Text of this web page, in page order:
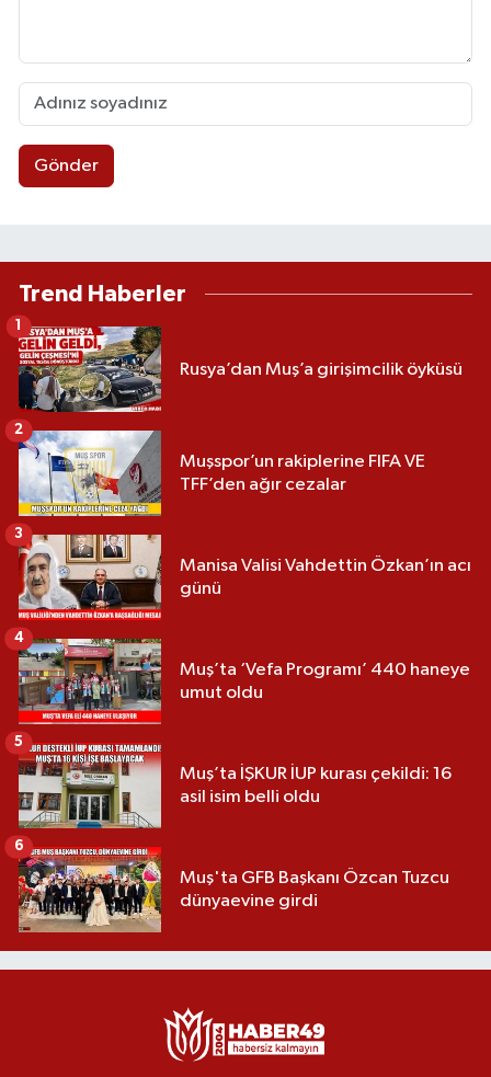
Gönder
Trend Haberler
Rusya’dan Muş’a girişimcilik öyküsü
Muşspor’un rakiplerine FIFA VE
TFF’den ağır cezalar
2
Manisa Valisi Vahdettin Özkan’ın acı
günü
3
Muş’ta ‘Vefa Programı’ 440 haneye
umut oldu
4
Muş’ta İŞKUR İUP kurası çekildi: 16
asil isim belli oldu
5
Muş'ta GFB Başkanı Özcan Tuzcu
dünyaevine girdi
6